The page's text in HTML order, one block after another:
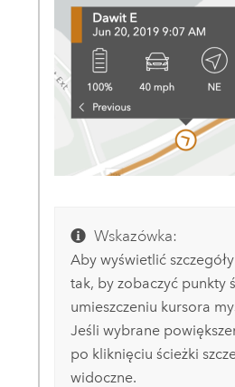
Wskazówka:
Aby wyświetlić
tak, by zobaczyć punkty
umieszczeniu kursora
Jeśli wybrane
po kliknięciu ścieżki
widoczne.